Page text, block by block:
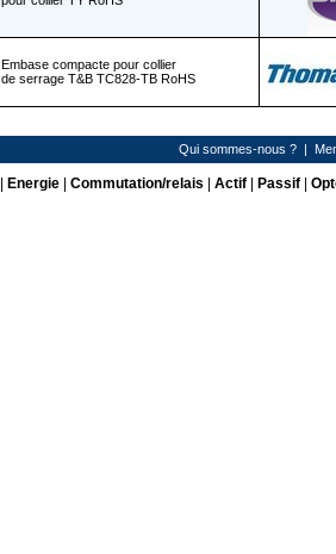
Embase compacte pour collier
de serrage T&B TC828-TB RoHS
Qui sommes-nous ?|
Energie| Commutation/relais Actif| Passif|